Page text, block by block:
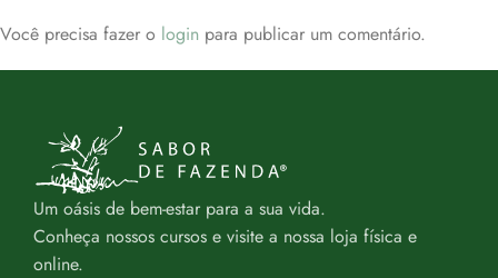
Você precisa fazer o login para publicar um comentário.
Um oásis de bem-estar para a sua vida.
Conheça nossos cursos e visite a nossa loja física e
online.